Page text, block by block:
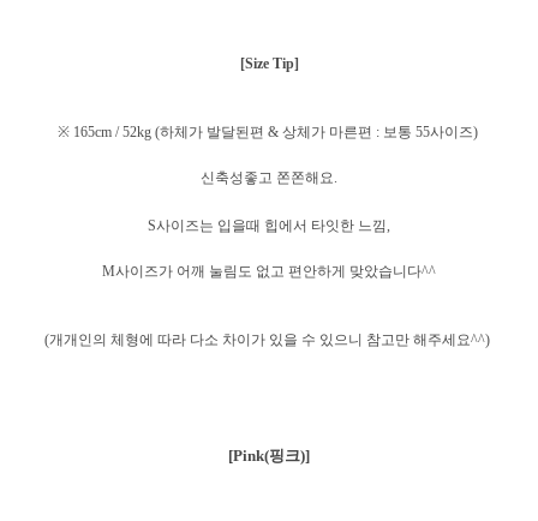
[Size Tip]
※ 165cm / 52kg (하체가 발달된편 & 상체가 마른편 : 보통 55사이즈)
신축성좋고 쫀쫀해요.
S사이즈는 입을때 힙에서 타잇한 느낌,
M사이즈가 어깨 눌림도 없고 편안하게 맞았습니다^^
(개개인의 체형에 따라 다소 차이가 있을 수 있으니 참고만 해주세요^^)
[Pink(핑크)]